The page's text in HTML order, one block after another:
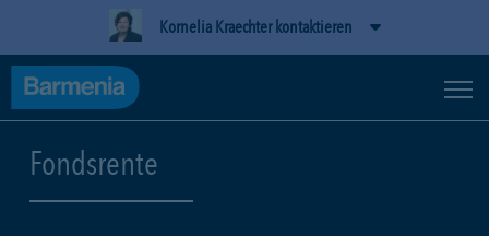
Kornelia Kraechter kontaktieren
Fondsrente